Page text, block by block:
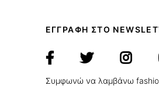
ΕΓΓΡΑΦΗ ΣΤΟ
Συμφωνώ να λαμβάνω